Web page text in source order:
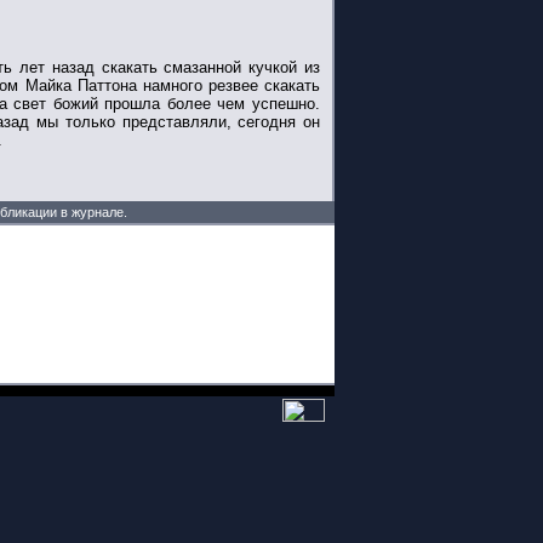
назад скакать смазанной кучкой из
Майка Паттона намного резвее скакать
свет божий прошла более чем успешно.
мы только представляли, сегодня он
в журнале.